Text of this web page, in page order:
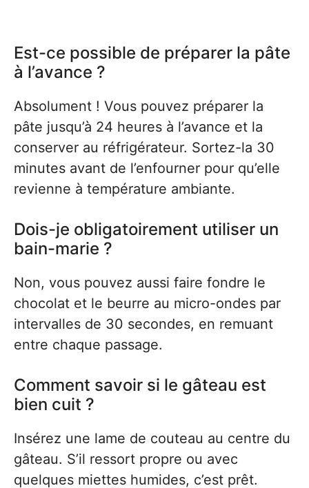
Est-ce possible de préparer la pâte
à l’avance ?
Absolument ! Vous pouvez préparer la
pâte jusqu’à 24 heures à l’avance et la
conserver au réfrigérateur. Sortez-la 30
minutes avant de l’enfourner pour qu’elle
revienne à température ambiante.
Dois-je obligatoirement utiliser un
bain-marie ?
Non, vous pouvez aussi faire fondre le
chocolat et le beurre au micro-ondes par
intervalles de 30 secondes, en remuant
entre chaque passage.
Comment savoir si le gâteau est
bien cuit ?
Insérez une lame de couteau au centre du
gâteau. S’il ressort propre ou avec
quelques miettes humides, c’est prêt.